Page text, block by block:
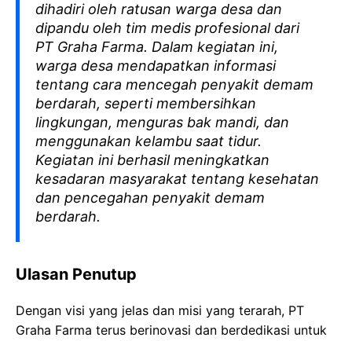
dihadiri oleh ratusan warga desa dan
dipandu oleh tim medis profesional dari
PT Graha Farma. Dalam kegiatan ini,
warga desa mendapatkan informasi
tentang cara mencegah penyakit demam
berdarah, seperti membersihkan
lingkungan, menguras bak mandi, dan
menggunakan kelambu saat tidur.
Kegiatan ini berhasil meningkatkan
kesadaran masyarakat tentang kesehatan
dan pencegahan penyakit demam
berdarah.
Ulasan Penutup
Dengan visi yang jelas dan misi yang terarah, PT
Graha Farma terus berinovasi dan berdedikasi untuk